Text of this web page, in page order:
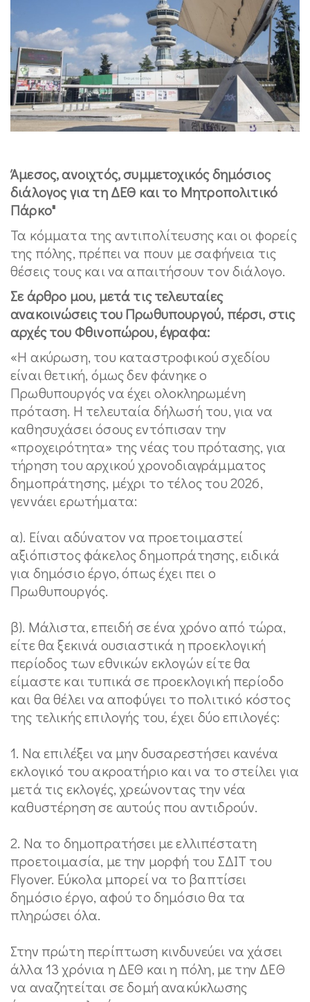
Άμεσος, ανοιχτός, συμμετοχικός δημόσιος
διάλογος για τη ΔΕΘ και το Μητροπολιτικό
Πάρκο"
Τα κόμματα της αντιπολίτευσης και οι φορείς
της πόλης, πρέπει να πουν με σαφήνεια τις
θέσεις τους και να απαιτήσουν τον διάλογο.
Σε άρθρο μου, μετά τις τελευταίες
ανακοινώσεις του Πρωθυπουργού, πέρσι, στις
αρχές του Φθινοπώρου, έγραφα:
«Η ακύρωση, του καταστροφικού σχεδίου
είναι θετική, όμως δεν φάνηκε ο
Πρωθυπουργός να έχει ολοκληρωμένη
πρόταση. Η τελευταία δήλωσή του, για να
καθησυχάσει όσους εντόπισαν την
«προχειρότητα» της νέας του πρότασης, για
τήρηση του αρχικού χρονοδιαγράμματος
δημοπράτησης, μέχρι το τέλος του 2026,
γεννάει ερωτήματα:
α). Είναι αδύνατον να προετοιμαστεί
αξιόπιστος φάκελος δημοπράτησης, ειδικά
για δημόσιο έργο, όπως έχει πει ο
Πρωθυπουργός.
β). Μάλιστα, επειδή σε ένα χρόνο από τώρα,
είτε θα ξεκινά ουσιαστικά η προεκλογική
περίοδος των εθνικών εκλογών είτε θα
είμαστε και τυπικά σε προεκλογική περίοδο
και θα θέλει να αποφύγει το πολιτικό κόστος
της τελικής επιλογής του, έχει δύο επιλογές:
1. Να επιλέξει να μην δυσαρεστήσει κανένα
εκλογικό του ακροατήριο και να το στείλει για
μετά τις εκλογές, χρεώνοντας την νέα
καθυστέρηση σε αυτούς που αντιδρούν.
2. Να το δημοπρατήσει με ελλιπέστατη
προετοιμασία, με την μορφή του ΣΔΙΤ του
Flyover. Εύκολα μπορεί να το βαπτίσει
δημόσιο έργο, αφού το δημόσιο θα τα
πληρώσει όλα.
Στην πρώτη περίπτωση κινδυνεύει να χάσει
άλλα 13 χρόνια η ΔΕΘ και η πόλη, με την ΔΕΘ
να αναζητείται σε δομή ανακύκλωσης